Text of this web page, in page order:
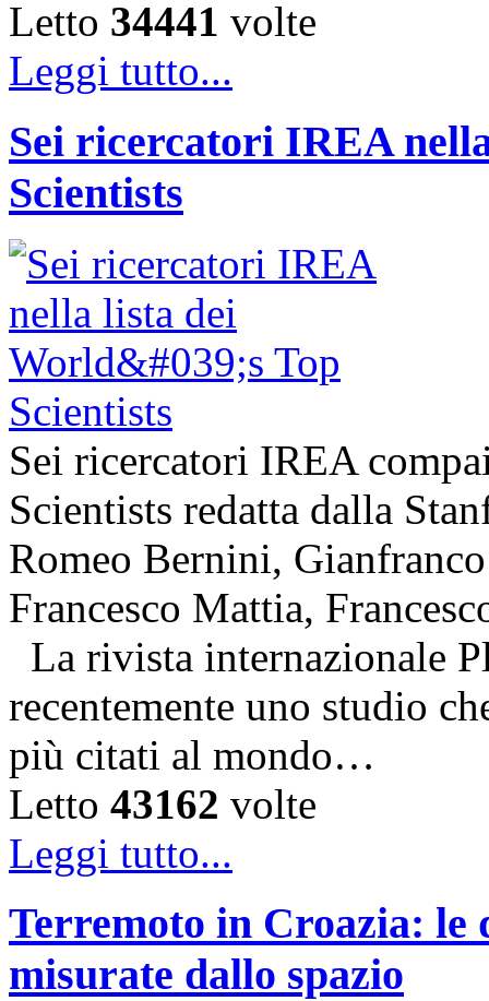
Letto 34441 volte
Leggi tutto...
Sei ricercatori IREA
Scientists
Sei ricercatori IREA
Scientists redatta dalla
Romeo Bernini,
Francesco Mattia,
La rivista internazionale
recentemente uno studio
più citati al mondo…
Letto 43162 volte
Leggi tutto...
Terremoto in Croazia: le
misurate dallo spazio